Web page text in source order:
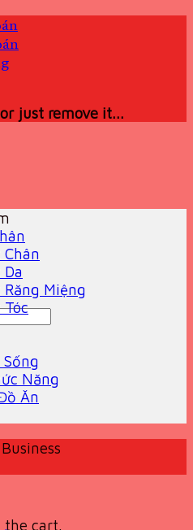
just remove it...
the cart.
Chân
Răng Miệng
Tóc
Năng
Ăn